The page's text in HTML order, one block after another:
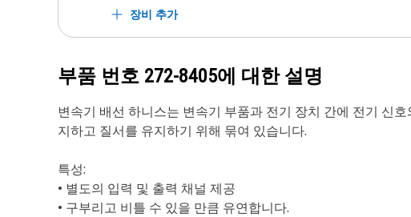
장비 추가
부품 번호 272-8405에 대한 설명
변속기 배선 하니스는 변속기 부품과 전기 장치 간에 전기 신
지하고 질서를 유지하기 위해 묶여 있습니다.
특성:
• 별도의 입력 및 출력 채널 제공
• 구부리고 비틀 수 있을 만큼 유연합니다.